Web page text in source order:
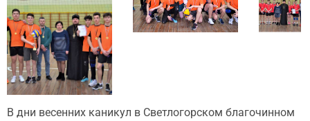
В дни весенних каникул в Светлогорском благочинном